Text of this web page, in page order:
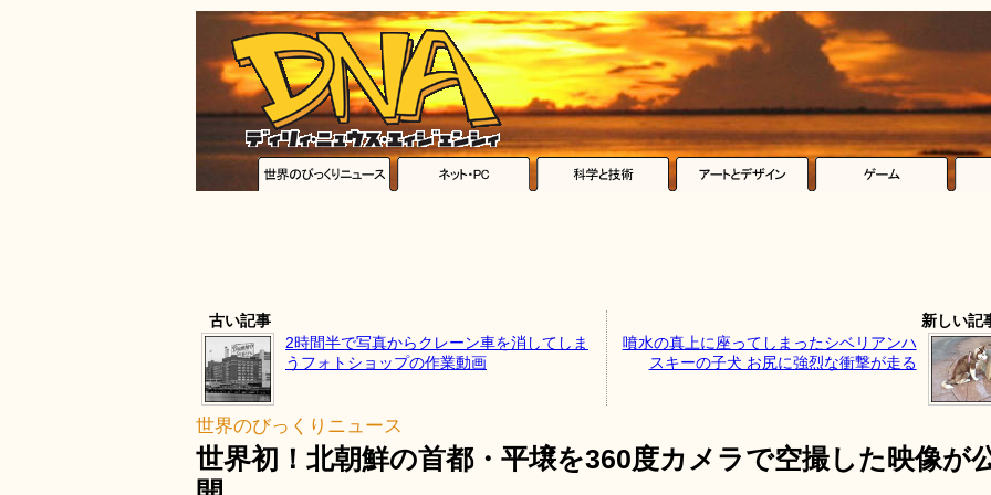
古い記事
2時間半で写真からクレーン車を消してしま
うフォトショップの作業動画
新しい記
噴水の真上に座ってしまったシベリアンハ
スキーの子犬 お尻に強烈な衝撃が走る
世界のびっくりニュース
世界初！北朝鮮の首都・平壌を360度カメラで空撮した映像が